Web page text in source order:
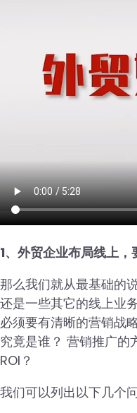
1、外贸企业布局线上
那么我们就从最基础的
还是一些其它的线上业
必须要有清晰的营销战
究竟是谁？ 营销推广的
ROI？
我们可以列出以下几个